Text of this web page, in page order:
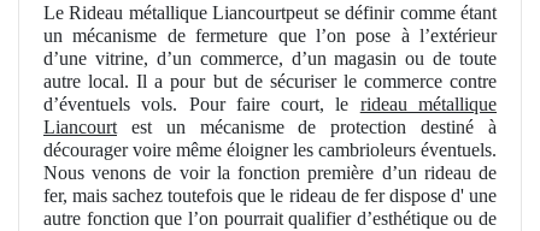
Le Rideau métallique Liancourtpeut se définir comme étant
un mécanisme de fermeture que l’on pose à l’extérieur
d’une vitrine, d’un commerce, d’un magasin ou de toute
autre local. Il a pour but de sécuriser le commerce contre
d’éventuels vols. Pour faire court, le rideau métallique
Liancourt est un mécanisme de protection destiné à
décourager voire même éloigner les cambrioleurs éventuels.
Nous venons de voir la fonction première d’un rideau de
fer, mais sachez toutefois que le rideau de fer dispose d' une
autre fonction que l’on pourrait qualifier d’esthétique ou de